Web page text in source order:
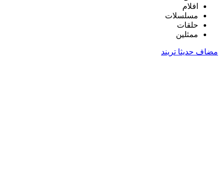
افلام
مسلسلات
حلقات
ممثلين
مضاف حديثا تريند